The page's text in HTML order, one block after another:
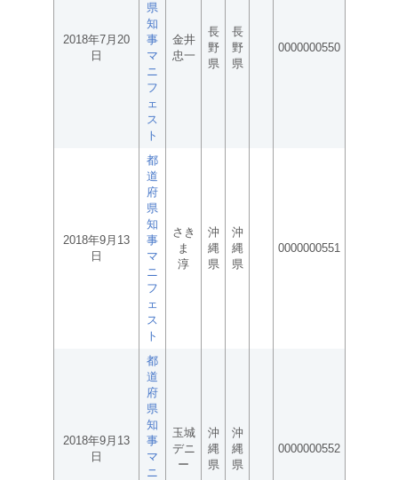
2018年7月20
日
県
知
事
マ
ニ
フ
ェ
ス
ト
金井
忠一
長
野
県
長
野
県
0000000550
2018年9月13
日
都
道
府
県
知
事
マ
ニ
フ
ェ
ス
ト
さき
ま
淳
沖
縄
県
沖
縄
県
0000000551
2018年9月13
日
都
道
府
県
知
事
マ
ニ
玉城
デニ
ー
沖
縄
県
沖
縄
県
0000000552